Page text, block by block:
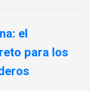
el
para los